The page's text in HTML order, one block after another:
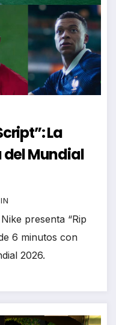
La
Mundial
presenta “Rip
6 minutos con
2026.